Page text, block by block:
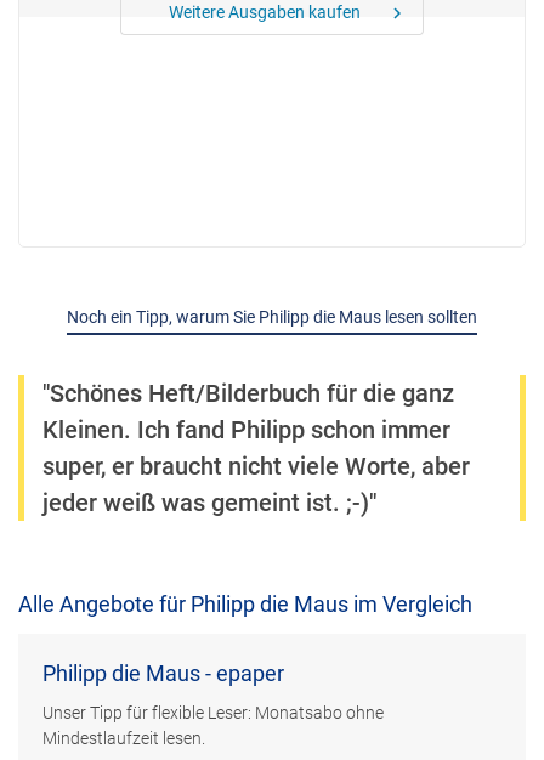
Weitere Ausgaben kaufen chevron_right
Noch ein Tipp, warum Sie Philipp die Maus lesen sollten
"Schönes Heft/Bilderbuch für die ganz
Kleinen. Ich fand Philipp schon immer
super, er braucht nicht viele Worte, aber
jeder weiß was gemeint ist. ;-)"
Alle Angebote für Philipp die Maus im Vergleich
Philipp die Maus - epaper
Unser Tipp für flexible Leser: Monatsabo ohne
Mindestlaufzeit lesen.